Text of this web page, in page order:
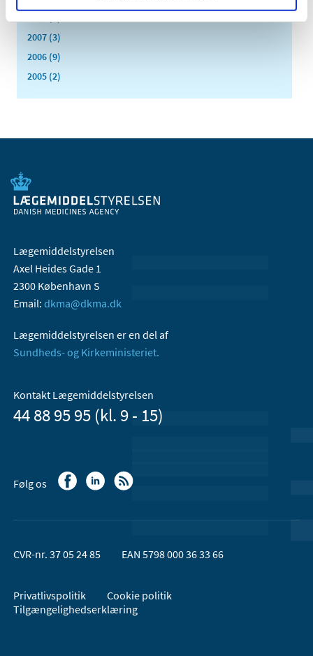
2007 (3)
2006 (9)
2005 (2)
Lægemiddelstyrelsen
Axel Heides Gade 1
2300 København S
Email: dkma@dkma.dk
Lægemiddelstyrelsen er en del af
Sundheds- og Kirkeministeriet.
Kontakt Lægemiddelstyrelsen
44 88 95 95 (kl. 9 - 15)
Følg os
CVR-nr. 37 05 24 85 EAN 5798 000 36 33 66
Privatlivspolitik
Cookie politik
Tilgængelighedserklæring